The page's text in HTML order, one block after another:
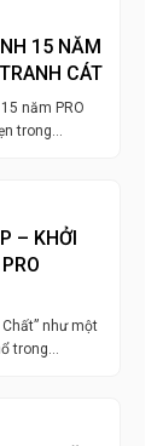
15 NĂM
CÁT
năm PRO
trong…
– KHỞI
như một
trong…